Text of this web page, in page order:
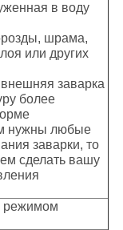
в воду
шрама,
или других
заварка
более
нужны любые
заварки, то
сделать вашу
режимом